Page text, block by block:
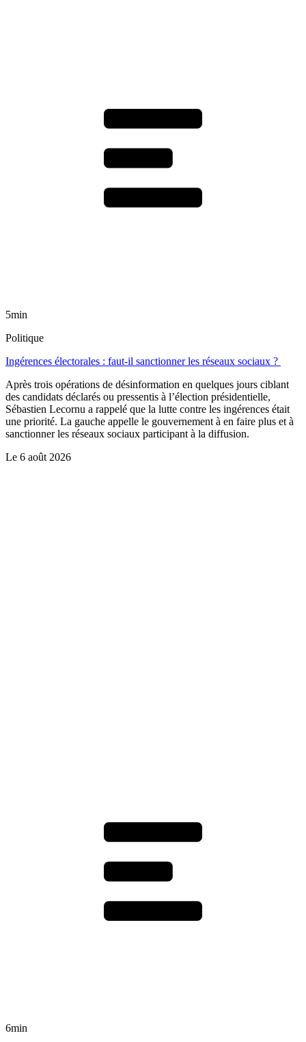
5min
Politique
Ingérences électorales : faut-il sanctionner les réseaux sociaux ?
Après trois opérations de désinformation en quelques jours ciblant
des candidats déclarés ou pressentis à l’élection présidentielle,
Sébastien Lecornu a rappelé que la lutte contre les ingérences était
une priorité. La gauche appelle le gouvernement à en faire plus et à
sanctionner les réseaux sociaux participant à la diffusion.
Le 6 août 2026
6min